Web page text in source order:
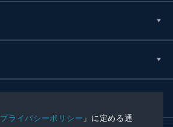
プライバシーポリシー 」に定める通